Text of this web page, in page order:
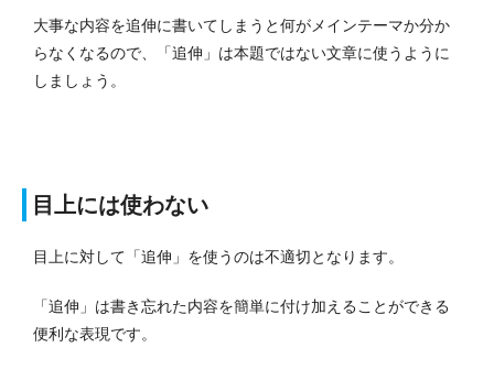
大事な内容を追伸に書いてしまうと何がメインテーマか分か
らなくなるので、「追伸」は本題ではない文章に使うように
しましょう。
目上には使わない
目上に対して「追伸」を使うのは不適切となります。
「追伸」は書き忘れた内容を簡単に付け加えることができる
便利な表現です。